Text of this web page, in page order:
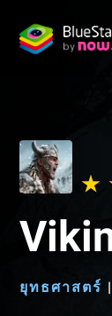
ยุทธศาสตร์ |